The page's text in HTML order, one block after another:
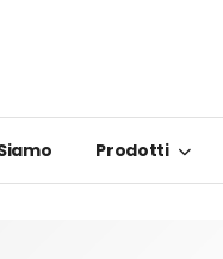
Prodotti